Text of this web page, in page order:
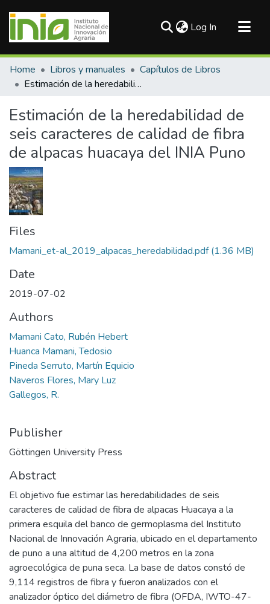
Log In (current)
Communities & Collections
All of DSpace
Home Libros y manuales
Capítulos de Libros
Estimación de la heredabilidad de seis caracteres de calidad de fibra de alpacas huacaya del INIA Puno
Estimación de la heredabilidad de
seis caracteres de calidad de fibra
de alpacas huacaya del INIA Puno
Files
Mamani_et-al_2019_alpacas_heredabilidad.pdf(1.36 MB)
Date
2019-07-02
Authors
Mamani Cato, Rubén Hebert
Huanca Mamani, Tedosio
Pineda Serruto, Martín Equicio
Naveros Flores, Mary Luz
Gallegos, R.
Publisher
Göttingen University Press
Abstract
El objetivo fue estimar las heredabilidades de seis
caracteres de calidad de fibra de alpacas Huacaya a la
primera esquila del banco de germoplasma del Instituto
Nacional de Innovación Agraria, ubicado en el departamento
de puno a una altitud de 4,200 metros en la zona
agroecológica de puna seca. La base de datos constó de
9,114 registros de fibra y fueron analizados con el
analizador óptico del diámetro de fibra (OFDA, IWTO-47-